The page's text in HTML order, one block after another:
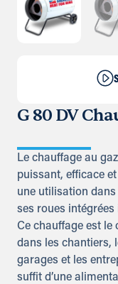
G 80 DV
Le chauffage au
puissant, efficace
une utilisation dans
ses roues
Ce chauffage est
dans les chantiers,
garages et les
suffit d’une